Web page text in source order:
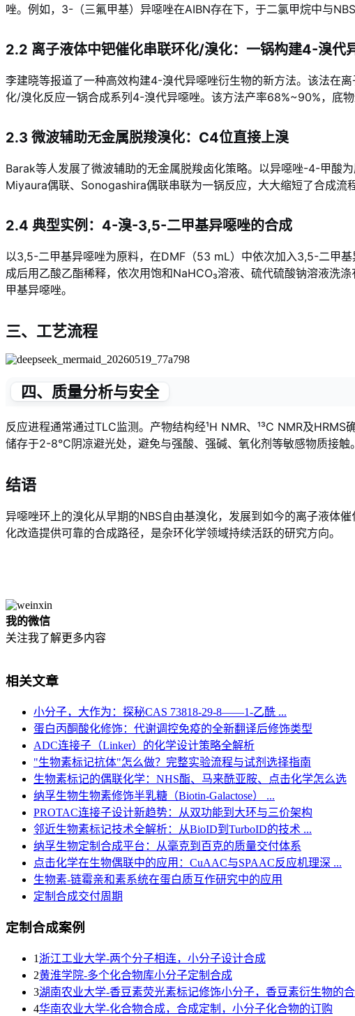
唑。例如，3-（三氟甲基）异噁唑在AIBN存在下，于二氯甲烷中与
2.2 离子液体中钯催化串联环化/溴化：一锅构建4-溴代
李建晓等报道了一种高效构建4-溴代异噁唑衍生物的新方法。该法在
化/溴化反应一锅合成系列4-溴代异噁唑。该方法产率68%~90%，底
2.3 微波辅助无金属脱羧溴化：C4位直接上溴
Barak等人发展了微波辅助的无金属脱羧卤化策略。以异噁唑-4-甲酸
Miyaura偶联、Sonogashira偶联串联为一锅反应，大大缩短了合成流程
2.4 典型实例：4-溴-3,5-二甲基异噁唑的合成
以3,5-二甲基异噁唑为原料，在DMF（53 mL）中依次加入3,5-二
成后用乙酸乙酯稀释，依次用饱和NaHCO₃溶液、硫代硫酸钠溶液洗
甲基异噁唑。
三、工艺流程
四、质量分析与安全
反应进程通常通过TLC监测。产物结构经¹H NMR、¹³C NMR及HRMS
储存于2-8℃阴凉避光处，避免与强酸、强碱、氧化剂等敏感物质接触。
结语
异噁唑环上的溴化从早期的NBS自由基溴化，发展到如今的离子液体
化改造提供可靠的合成路径，是杂环化学领域持续活跃的研究方向。
我的微信
关注我了解更多内容
相关文章
小分子，大作为：探秘CAS 73818-29-8——1-乙酰 ...
蛋白丙酮酸化修饰：代谢调控免疫的全新翻译后修饰类型
ADC连接子（Linker）的化学设计策略全解析
"生物素标记抗体"怎么做？完整实验流程与试剂选择指南
生物素标记的偶联化学：NHS酯、马来酰亚胺、点击化学怎么选
纳孚生物生物素修饰半乳糖（Biotin-Galactose） ...
PROTAC连接子设计新趋势：从双功能到大环与三价架构
邻近生物素标记技术全解析：从BioID到TurboID的技术 ...
纳孚生物定制合成平台：从毫克到百克的质量交付体系
点击化学在生物偶联中的应用：CuAAC与SPAAC反应机理深 ...
生物素-链霉亲和素系统在蛋白质互作研究中的应用
定制合成交付周期
定制合成案例
1 浙江工业大学-两个分子相连，小分子设计合成
2黄淮学院-多个化合物库小分子定制合成
3湖南农业大学-香豆素荧光素标记修饰小分子，香豆素衍生物的
4华南农业大学-化合物合成，合成定制，小分子化合物的订购